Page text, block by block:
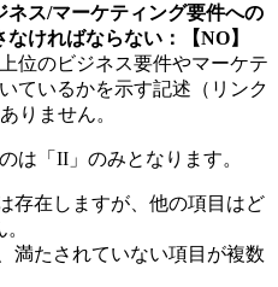
ネス/マーケティング要件への
なければならない：【NO】
位のビジネス要件やマーケテ
ているかを示す記述（リンク
りません。
は「II」のみとなります。
存在しますが、他の項目はど
満たされていない項目が複数